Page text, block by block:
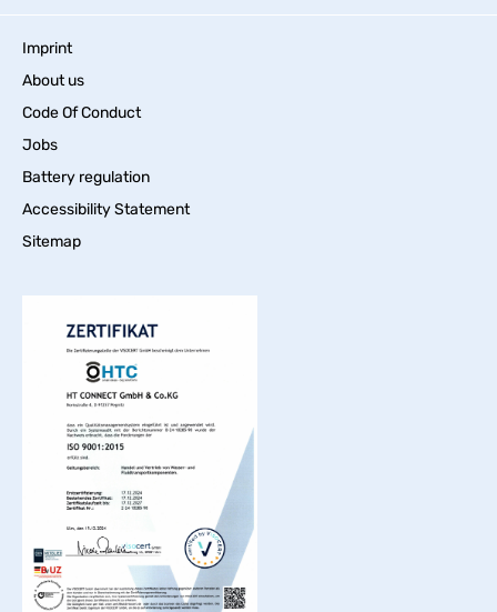
Imprint
About us
Code Of Conduct
Jobs
Battery regulation
Accessibility Statement
Sitemap